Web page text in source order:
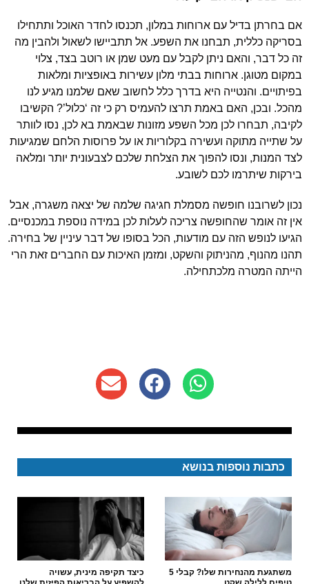
אם בחרתן בדיל עם ארוחות במלון, תכנסו לחדר האוכל ותתחילו
בסריקה כללית, תבחנו את השפע. אל תתביישו לשאול ולהבין מה
זה כל דבר, והאם ניתן לקבל עם מעט שמן או רוטב בצד, צלוי
במקום מטוגן. ארוחות בבתי מלון עשירות באופציות ומלאות
בפיתויים. והנטייה היא בדרך כלל לחשוב שאם שלמנו מגיע לנו
מהכל. ובכן, האם באמת תרצו להעמיס רק כי זה ‘כלול’? הקשיבו
לקיבה, תבחרו לכן מכל השפע מזונות שבאמת בא לכן, נסו לוותר
על שתייה מתוקה ועשירה בקלוריות או על פרוסות הלחם שמגיעות
לצד המנות, ונסו להפוך את הצלחת שלכם לצבעונית יותר ומלאה
בירקות שיתרמו לכם לשובע.
נכון לשרובנו חופשה מסמלת חגיגה שלמה של יצאה משגרה, אבל
אין זה אומר שהחופשה צריכה לעלות לכן במידה נוספת במכנסיים.
הגיעו לנופש הזה עם מודעות, הכל בסופו של דבר עיניין של בחירה.
תהנו מהנוף, מהניתוק והשקט, ומזמן האיכות עם החברים זאת הרי
הייתה המטרה מלכתחילה.
כתבות נוספות בנושא
משתגעת מהנחירות שלו? קבלי 5
כיצד תקיפה מינית, עשויה